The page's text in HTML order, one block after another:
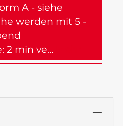
A - siehe
werden mit 5 -
2 min ve…